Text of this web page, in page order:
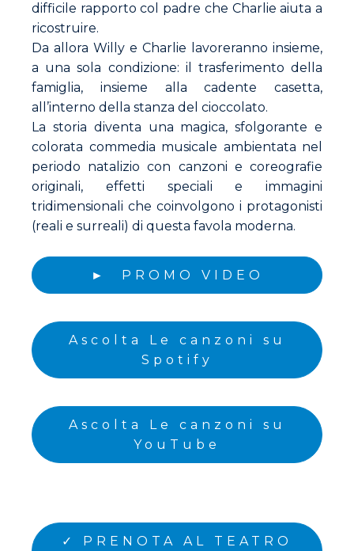
difficile rapporto col padre che Charlie aiuta a
ricostruire.
Da allora Willy e Charlie lavoreranno insieme,
a una sola condizione: il trasferimento della
famiglia, insieme alla cadente casetta,
all’interno della stanza del cioccolato.
La storia diventa una magica, sfolgorante e
colorata commedia musicale ambientata nel
periodo natalizio con canzoni e coreografie
originali, effetti speciali e immagini
tridimensionali che coinvolgono i protagonisti
(reali e surreali) di questa favola moderna.
► PROMO VIDEO
Ascolta Le canzoni su
Spotify
Ascolta Le canzoni su
YouTube
✓ PRENOTA AL TEATRO